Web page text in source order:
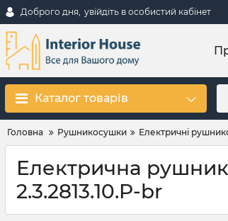
Доброго дня, увійдіть в особистий кабінет
Каталог товарів
Головна Рушникосушки Електричні
Електрична
2.3.2813.10.P-br